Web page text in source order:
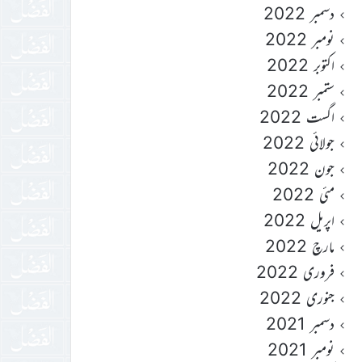
دسمبر 2022
نومبر 2022
اکتوبر 2022
ستمبر 2022
اگست 2022
جولائی 2022
جون 2022
مئی 2022
اپریل 2022
مارچ 2022
فروری 2022
جنوری 2022
دسمبر 2021
نومبر 2021